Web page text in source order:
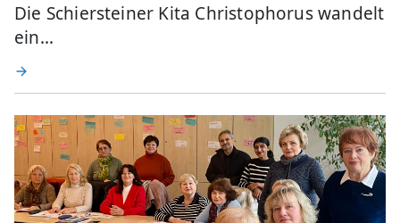
Die Schiersteiner Kita Christophorus wandelt
ein…